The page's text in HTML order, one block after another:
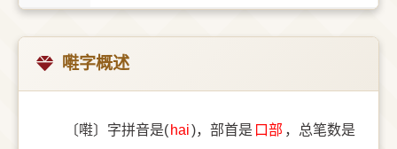
嚡字概述
〔嚡〕字拼音是( hai)，部首是 ⼝部 ，总笔数是